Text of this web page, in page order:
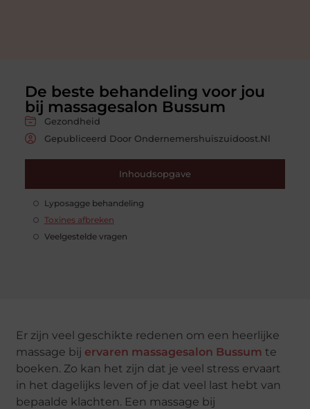
De beste behandeling voor jou
bij massagesalon Bussum
Gezondheid
Gepubliceerd Door Ondernemershuiszuidoost.nl
Inhoudsopgave
Lyposagge behandeling
Toxines afbreken
Veelgestelde vragen
Er zijn veel geschikte redenen om een heerlijke
massage bij ervaren massagesalon Bussum te
boeken. Zo kan het zijn dat je veel stress ervaart
in het dagelijks leven of je dat veel last hebt van
bepaalde klachten. Een massage bij